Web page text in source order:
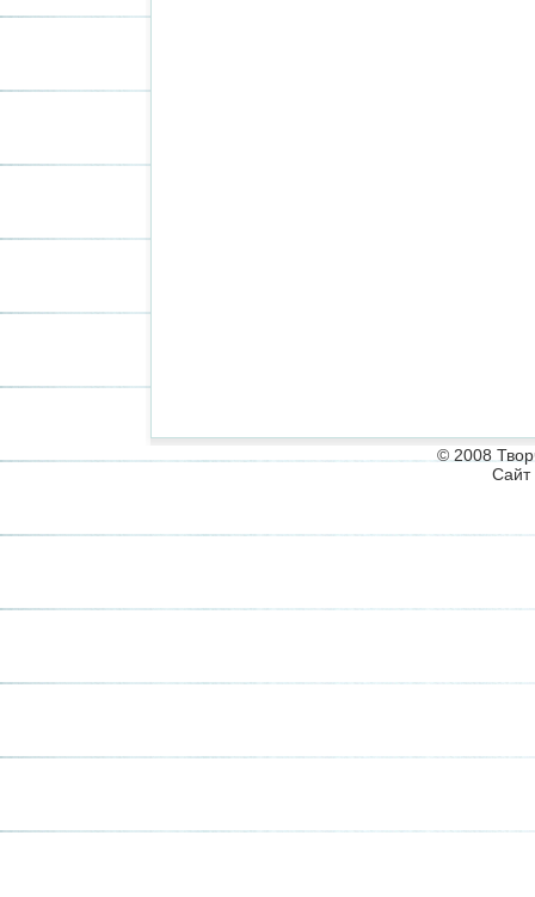
© 2008
Сайт